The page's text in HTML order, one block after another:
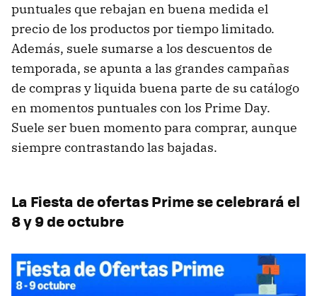
puntuales que rebajan en buena medida el
precio de los productos por tiempo limitado.
Además, suele sumarse a los descuentos de
temporada, se apunta a las grandes campañas
de compras y liquida buena parte de su catálogo
en momentos puntuales con los Prime Day.
Suele ser buen momento para comprar, aunque
siempre contrastando las bajadas.
La Fiesta de ofertas Prime se celebrará el
8 y 9 de octubre